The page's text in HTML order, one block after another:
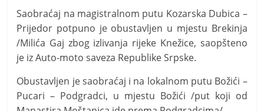
i
v
n
h
v
Saobraćaj na magistralnom putu Kozarska Dubica –
Prijedor potpuno je obustavljen u mjestu Brekinja
/Milića Gaj zbog izlivanja rijeke Knežice, saopšteno
je iz Auto-moto saveza Republike Srpske.
Obustavljen je saobraćaj i na lokalnom putu Božići –
Pucari – Podgradci, u mjestu Božići /put koji od